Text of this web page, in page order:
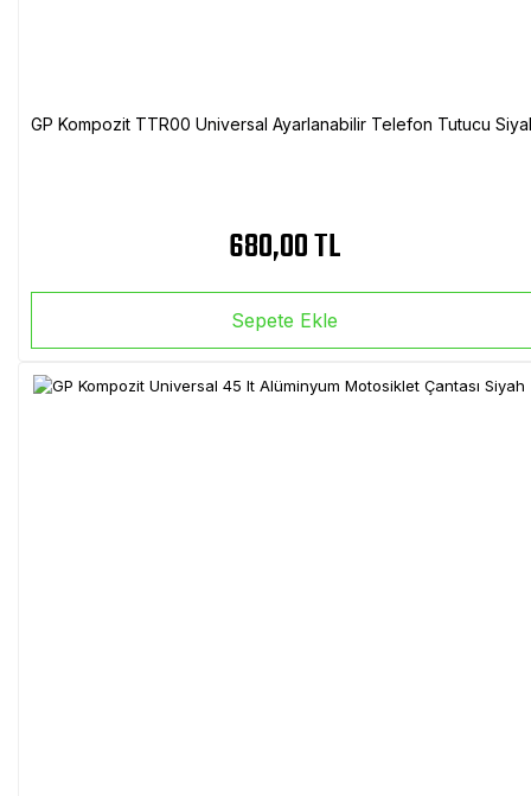
GP Kompozit TTR00 Universal Ayarlanabilir Telefon Tutucu
680,00 TL
Sepete Ekle